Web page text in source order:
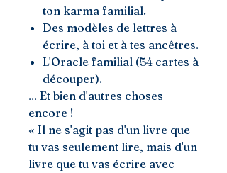
ton karma familial.
Des modèles de lettres à
écrire, à toi et à tes ancêtres.
L'Oracle familial (54 cartes à
découper).
... Et bien d'autres choses
encore !
« Il ne s'agit pas d'un livre que
tu vas seulement lire, mais d'un
livre que tu vas écrire avec